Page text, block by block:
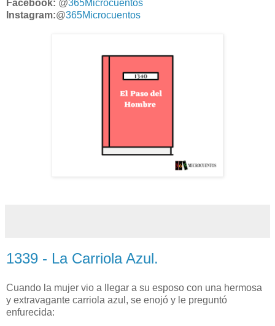
Facebook: @365Microcuentos
Instagram:@365Microcuentos
1339 - La Carriola Azul.
Cuando la mujer vio a llegar a su esposo con una hermosa
y extravagante carriola azul, se enojó y le preguntó
enfurecida: